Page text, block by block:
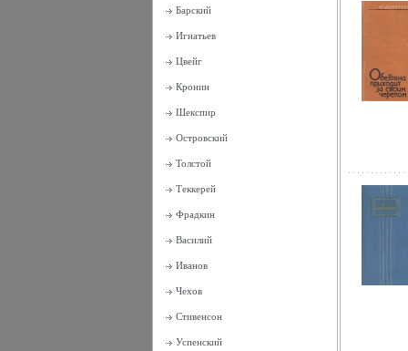
Барский
Игнатьев
Цвейг
Кронин
Шекспир
Островский
Толстой
Теккерей
Фрадкин
Василий
Иванов
Чехов
Стивенсон
Успенский